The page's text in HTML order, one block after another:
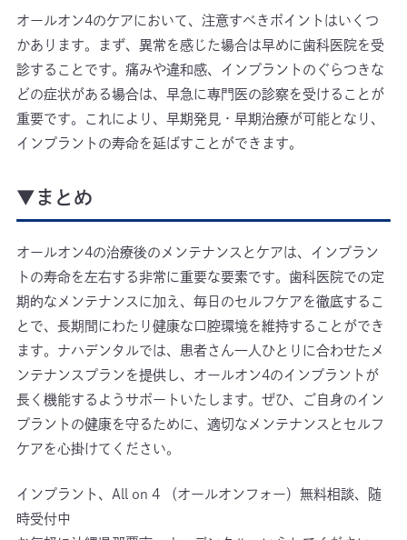
オールオン4のケアにおいて、注意すべきポイントはいくつ
かあります。まず、異常を感じた場合は早めに歯科医院を受
診することです。痛みや違和感、インプラントのぐらつきな
どの症状がある場合は、早急に専門医の診察を受けることが
重要です。これにより、早期発見・早期治療が可能となり、
インプラントの寿命を延ばすことができます。
▼まとめ
オールオン4の治療後のメンテナンスとケアは、インプラン
トの寿命を左右する非常に重要な要素です。歯科医院での定
期的なメンテナンスに加え、毎日のセルフケアを徹底するこ
とで、長期間にわたり健康な口腔環境を維持することができ
ます。ナハデンタルでは、患者さん一人ひとりに合わせたメ
ンテナンスプランを提供し、オールオン4のインプラントが
長く機能するようサポートいたします。ぜひ、ご自身のイン
プラントの健康を守るために、適切なメンテナンスとセルフ
ケアを心掛けてください。
インプラント、All on 4 （オールオンフォー）無料相談、随
時受付中